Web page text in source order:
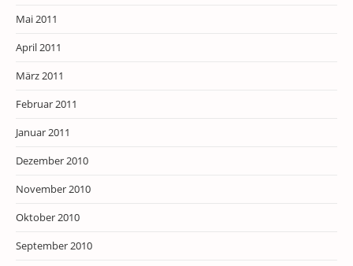
Mai 2011
April 2011
März 2011
Februar 2011
Januar 2011
Dezember 2010
November 2010
Oktober 2010
September 2010